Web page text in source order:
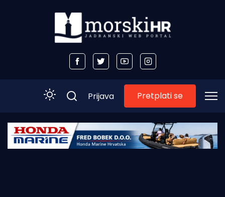
Početna
Prijava Pretplati se